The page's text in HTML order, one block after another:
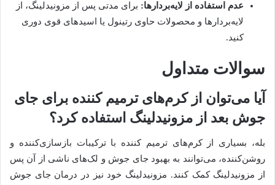
عدم استفاده از لایه‌بردارها: برای مدتی پس از مزونیدلینگ، از
لایه‌بردارها و محصولات حاوی رتینول یا اسیدهای قوی دوری
کنید.
سوالات متداول
آیا می‌توان از کرم‌های ترمیم کننده برای جای
جوش بعد از مزونیدلینگ استفاده کرد؟
بله، بسیاری از کرم‌های ترمیم کننده با ترکیبات بازسازی‌کننده و
روشن‌کننده، می‌توانند به بهبود جای جوش و لک‌های ناشی از آن پس
از مزونیدلینگ کمک کنند. مزونیدلینگ خود نیز در درمان جای جوش